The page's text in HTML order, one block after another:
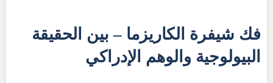
فك شيفرة الكاريزما – بين الحقيقة
البيولوجية والوهم الإدراكي